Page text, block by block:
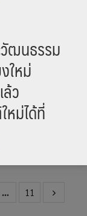
ำลังจะเกิดขึ้น โด
วัฒนธรรมเป็น
… 11
ฒนธรรม
ใหม่
ว
หม่ได้ที่